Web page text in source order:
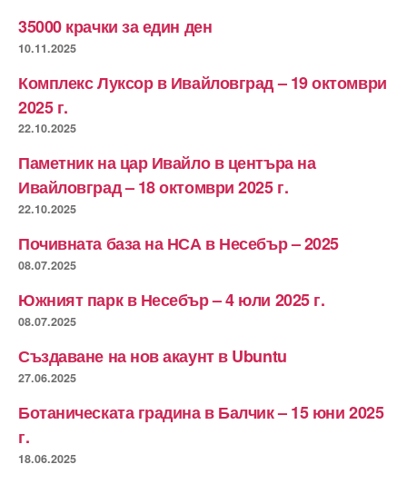
35000 крачки за един ден
10.11.2025
Комплекс Луксор в Ивайловград – 19 октомври
2025 г.
22.10.2025
Паметник на цар Ивайло в центъра на
Ивайловград – 18 октомври 2025 г.
22.10.2025
Почивната база на НСА в Несебър – 2025
08.07.2025
Южният парк в Несебър – 4 юли 2025 г.
08.07.2025
Създаване на нов акаунт в Ubuntu
27.06.2025
Ботаническата градина в Балчик – 15 юни 2025
г.
18.06.2025